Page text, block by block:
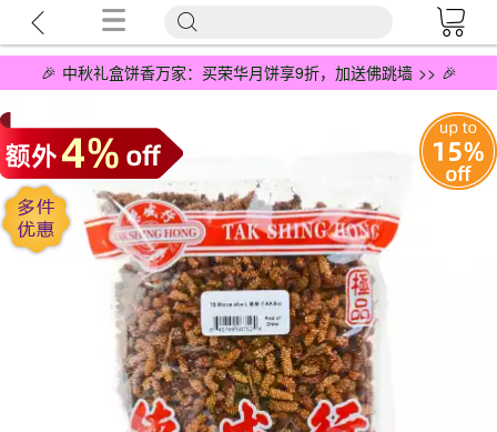
🎉 中秋礼盒饼香万家：买荣华月饼享9折，加送佛跳墙 >> 🎉